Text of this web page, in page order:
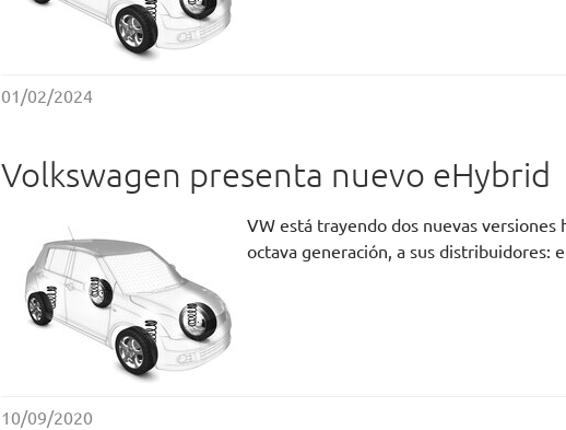
01/02/2024
Volkswagen presenta nuevo eHybrid
VW está trayendo dos nuevas
octava generación, a sus distribuidores:
10/09/2020